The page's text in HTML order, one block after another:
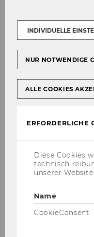
BÜ­CHER
AR­TI­KEL IN
03.-
der IFA
14.-
INDIVIDUELLE
NUR NOTWENDIGE
ALLE COOKIES
ERFORDERLICHE
Diese Cookies
technisch
unserer
Name
CookieConsent